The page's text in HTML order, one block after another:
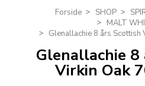
Forside SHOP
MALT
Glenallachie 8 års Scottish
Glenallachie
Virkin Oak